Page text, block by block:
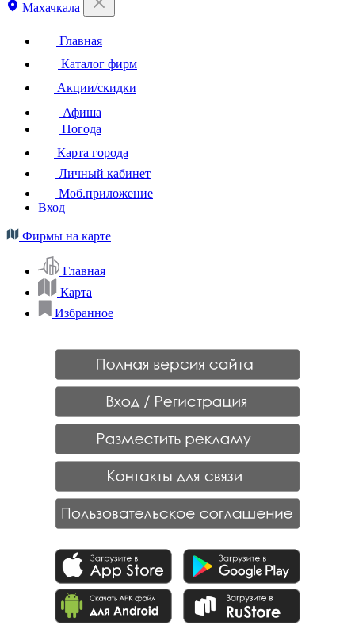
Махачкала
Главная
Каталог фирм
Акции/скидки
Афиша
Погода
Карта города
Личный кабинет
Моб.приложение
Вход
Фирмы на карте
Главная
Карта
Избранное